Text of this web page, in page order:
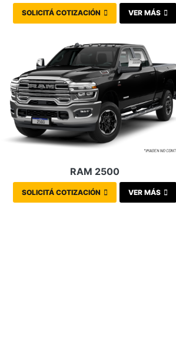
SOLICITÁ COTIZACIÓN VER MÁS
RAM 2500
SOLICITÁ COTIZACIÓN VER MÁS